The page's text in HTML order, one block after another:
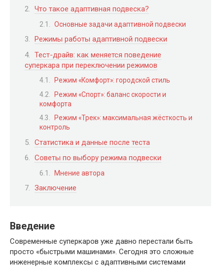
Что такое адаптивная подвеска?
Основные задачи адаптивной подвески
Режимы работы адаптивной подвески
Тест-драйв: как меняется поведение
суперкара при переключении режимов
Режим «Комфорт»: городской стиль
Режим «Спорт»: баланс скорости и
комфорта
Режим «Трек»: максимальная жёсткость и
контроль
Статистика и данные после теста
Советы по выбору режима подвески
Мнение автора
Заключение
Введение
Современные суперкаров уже давно перестали быть
просто «быстрыми машинами». Сегодня это сложные
инженерные комплексы с адаптивными системами